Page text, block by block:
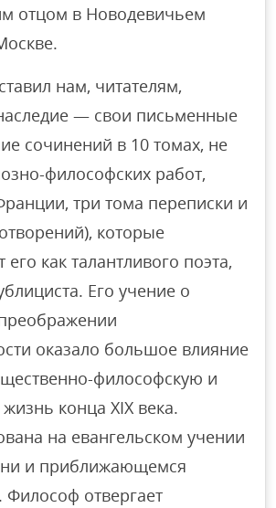
отцом в Новодевичьем
нам, читателям,
— свои письменные
сочинений в 10 томах, не
философских работ,
три тома переписки и
которые
его как талантливого поэта,
Его учение о
оказало большое влияние
философскую и
конца XIX века.
на евангельском учении
и приближающемся
Философ отвергает